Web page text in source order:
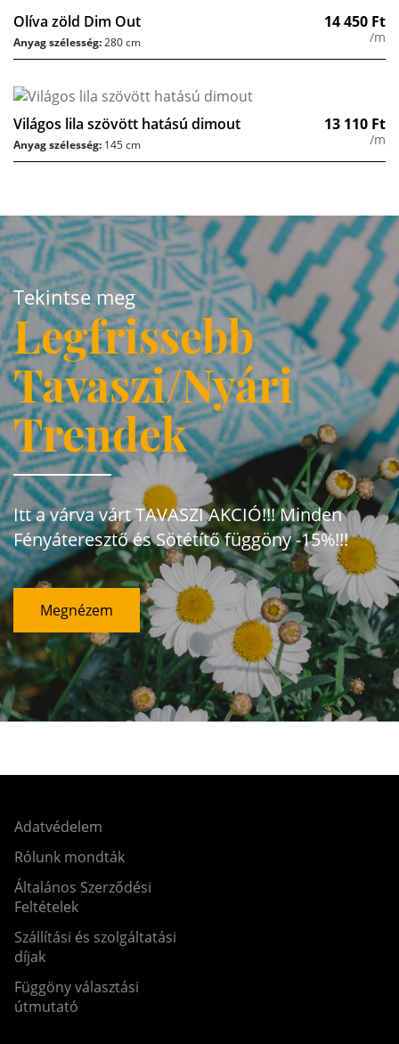
Olíva zöld Dim Out 14 450 Ft
/m
Anyag szélesség:280 cm
Világos lila szövött hatású dimout 13 110 Ft
/m
Anyag szélesség: 145 cm
Tekintse meg
Legfrissebb
Tavaszi/Nyári
Trendek
Itt a várva várt TAVASZI AKCIÓ!!! Minden
Fényáteresztő és Sötétítő függöny -15%!!!
Megnézem
Adatvédelem
Rólunk mondták
Általános Szerződési
Feltételek
Szállítási és szolgáltatási
díjak
Függöny választási
útmutató